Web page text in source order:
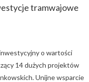
tramwajowe
o wartości
14 dużych projektów
Unijne wsparcie